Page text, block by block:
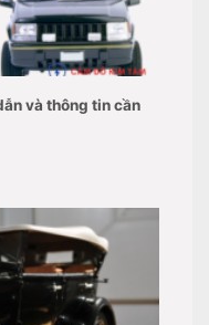
và thông tin cần